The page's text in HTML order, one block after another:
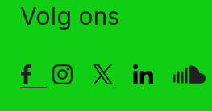
Volg ons